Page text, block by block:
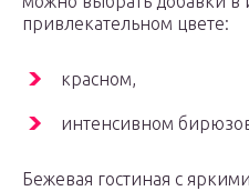
привлекательном цвете:
красном,
интенсивном
Бежевая гостиная с